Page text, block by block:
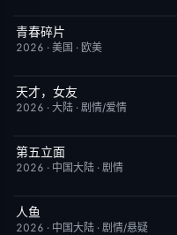
更新至第02集
青春碎片
2026 · 美国 · 欧美
更新至第14集
天才，女友
2026 · 大陆 · 剧情/爱情
更新至第25集
第五立面
2026 · 中国大陆 · 剧情
更新至第7集
人鱼
2026 · 中国大陆 · 剧情/悬疑